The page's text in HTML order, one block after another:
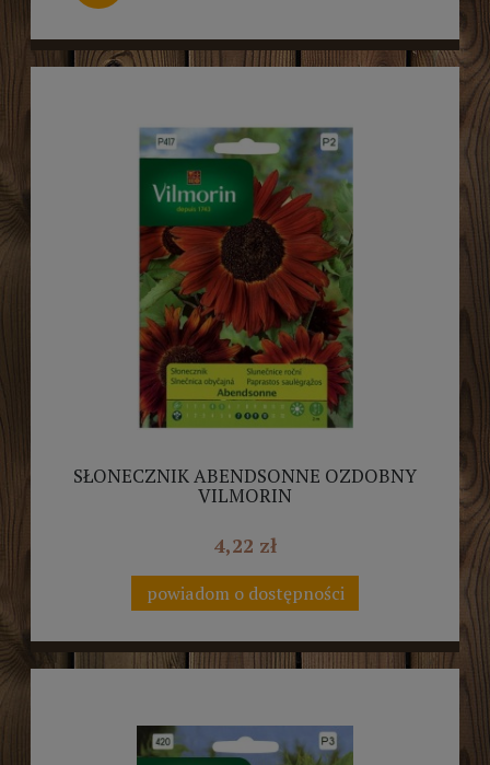
SŁONECZNIK ABENDSONNE OZDOBNY
VILMORIN
4,22 zł
powiadom o dostępności